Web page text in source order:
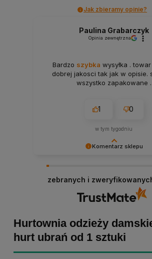
Jak zbieramy opinie?
Komentarz sklepu
skrzydeł, dlatego tym bardziej
zakup przebiegł pomyślnie.
utrzymać dobrą passę - zapraszamy
Paulina Grabarczyk
Opinia zewnętrzna
Bardzo szybka wysyłka .
dobrej jakosci tak jak w opisie.
wszystko zapakowane .
1 0
w tym tygodniu
zebranych i
Hurtownia odzieży
hurt ubrań od 1 sztuki